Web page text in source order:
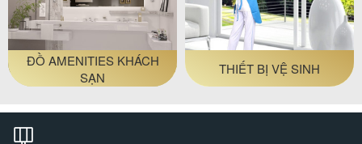
ĐỒ AMENITIES KHÁCH
SẠN
THIẾT BỊ VỆ SINH